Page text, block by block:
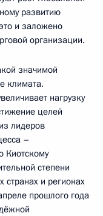
развитию
и заложено
организации.
значимой
климата.
нагрузку
целей
лидеров
–
Киотскому
степени
странах и регионах
прошлого года